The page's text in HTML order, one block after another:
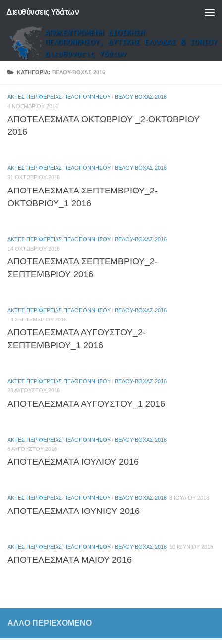
Skip to content
Διευθύνσεις Υδάτων
ΚΑΤΗΓΟΡΊΑ: ΒΈΛΟΥ-ΒΌΧΑΣ 2016
ΑΚΤΈΣ ΠΕΡΙΦΈΡΕΙΑΣ ΠΕΛΟΠΟΝΝΉΣΟΥ / ΒΈΛΟΥ-ΒΌΧΑΣ 2016
4 ΝΟΕΜΒΡΊΟΥ 2016
ΑΠΟΤΕΛΕΣΜΑΤΑ ΟΚΤΩΒΡΙΟΥ _2-ΟΚΤΩΒΡΙΟΥ
2016
ΑΚΤΈΣ ΠΕΡΙΦΈΡΕΙΑΣ ΠΕΛΟΠΟΝΝΉΣΟΥ / ΒΈΛΟΥ-ΒΌΧΑΣ 2016
31 ΟΚΤΩΒΡΊΟΥ 2016
ΑΠΟΤΕΛΕΣΜΑΤΑ ΣΕΠΤΕΜΒΡΙΟΥ_2-
ΟΚΤΩΒΡΙΟΥ_1 2016
ΑΚΤΈΣ ΠΕΡΙΦΈΡΕΙΑΣ ΠΕΛΟΠΟΝΝΉΣΟΥ / ΒΈΛΟΥ-ΒΌΧΑΣ 2016
14 ΟΚΤΩΒΡΊΟΥ 2016
ΑΠΟΤΕΛΕΣΜΑΤΑ ΣΕΠΤΕΜΒΡΙΟΥ_2-
ΣΕΠΤΕΜΒΡΙΟΥ 2016
ΑΚΤΈΣ ΠΕΡΙΦΈΡΕΙΑΣ ΠΕΛΟΠΟΝΝΉΣΟΥ / ΒΈΛΟΥ-ΒΌΧΑΣ 2016
14 ΣΕΠΤΕΜΒΡΊΟΥ 2016
ΑΠΟΤΕΛΕΣΜΑΤΑ ΑΥΓΟΥΣΤΟΥ_2-
ΣΕΠΤΕΜΒΡΙΟΥ_1 2016
ΑΚΤΈΣ ΠΕΡΙΦΈΡΕΙΑΣ ΠΕΛΟΠΟΝΝΉΣΟΥ / ΒΈΛΟΥ-ΒΌΧΑΣ 2016
23 ΑΥΓΟΎΣΤΟΥ 2016
ΑΠΟΤΕΛΕΣΜΑΤΑ ΑΥΓΟΥΣΤΟΥ_1 2016
ΑΚΤΈΣ ΠΕΡΙΦΈΡΕΙΑΣ ΠΕΛΟΠΟΝΝΉΣΟΥ / ΒΈΛΟΥ-ΒΌΧΑΣ 2016
8 ΑΥΓΟΎΣΤΟΥ 2016
ΑΠΟΤΕΛΕΣΜΑΤΑ ΙΟΥΛΙΟΥ 2016
ΑΚΤΈΣ ΠΕΡΙΦΈΡΕΙΑΣ ΠΕΛΟΠΟΝΝΉΣΟΥ / ΒΈΛΟΥ-ΒΌΧΑΣ 2016 8 ΙΟΥΛΊΟΥ 2016
ΑΠΟΤΕΛΕΣΜΑΤΑ ΙΟΥΝΙΟΥ 2016
ΑΚΤΈΣ ΠΕΡΙΦΈΡΕΙΑΣ ΠΕΛΟΠΟΝΝΉΣΟΥ / ΒΈΛΟΥ-ΒΌΧΑΣ 2016 10 ΙΟΥΝΊΟΥ 2016
ΑΠΟΤΕΛΕΣΜΑΤΑ ΜΑΙΟΥ 2016
ΆΛΛΟ ΠΕΡΙΕΧΟΜΕΝΟ